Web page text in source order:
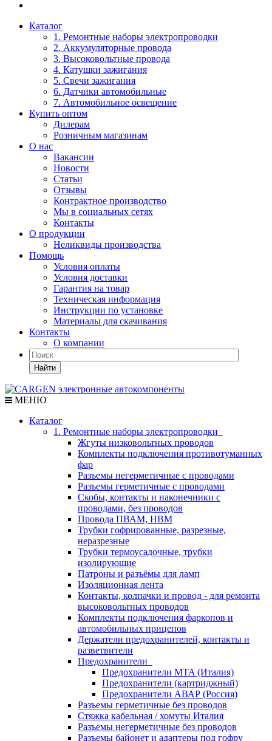
Каталог
1. Ремонтные наборы электропроводки
2. Аккумуляторные провода
3. Высоковольтные провода
4. Катушки зажигания
5. Свечи зажигания
6. Датчики автомобильные
7. Автомобильное освещение
Купить оптом
Дилерам
Розничным магазинам
О нас
Вакансии
Новости
Статьи
Отзывы
Контрактное производство
Мы в социальных сетях
Контакты
О продукции
Неликвиды производства
Помощь
Условия оплаты
Условия доставки
Гарантия на товар
Техническая информация
Инструкции по установке
Материалы для скачивания
Контакты
О компании
Найти
МЕНЮ
Каталог
1. Ремонтные наборы электропроводки
Жгуты низковольтных проводов
Комплекты подключения противотуманных
фар
Разъемы негерметичные с проводами
Разъемы герметичные с проводами
Скобы, контакты и наконечники с
проводами, без проводов
Провода ПВАМ, НВМ
Трубки гофрированные, разрезные,
неразрезные
Трубки термоусадочные, трубки
изолирующие
Патроны и разъёмы для ламп
Изоляционная лента
Контакты, колпачки и провод - для ремонта
высоковольтных проводов
Комплекты подключения фаркопов и
автомобильных прицепов
Держатели предохранителей, контакты и
разветвители
Предохранители
Предохранители MTA (Италия)
Предохранители (картриджный)
Предохранители АВАР (Россия)
Разъемы герметичные без проводов
Стяжка кабельная / хомуты Италия
Разъемы негерметичные без проводов
Разъемы байонет и адаптеры под гофру